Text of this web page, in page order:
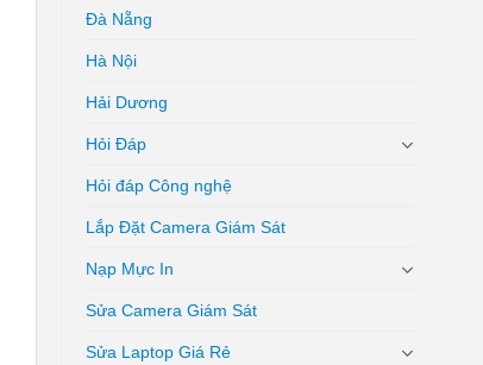
Đà Nẵng
Hà Nội
Hải Dương
Hỏi Đáp
Hỏi đáp Công nghệ
Lắp Đặt Camera Giám Sát
Nạp Mực In
Sửa Camera Giám Sát
Sửa Laptop Giá Rẻ